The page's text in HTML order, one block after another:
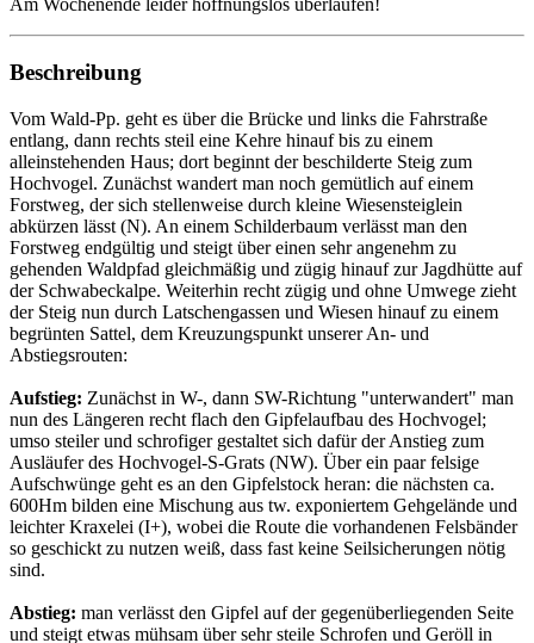
Am Wochenende leider hoffnungslos überlaufen!
Beschreibung
Vom Wald-Pp. geht es über die Brücke und links die Fahrstraße
entlang, dann rechts steil eine Kehre hinauf bis zu einem
alleinstehenden Haus; dort beginnt der beschilderte Steig zum
Hochvogel. Zunächst wandert man noch gemütlich auf einem
Forstweg, der sich stellenweise durch kleine Wiesensteiglein
abkürzen lässt (N). An einem Schilderbaum verlässt man den
Forstweg endgültig und steigt über einen sehr angenehm zu
gehenden Waldpfad gleichmäßig und zügig hinauf zur Jagdhütte auf
der Schwabeckalpe. Weiterhin recht zügig und ohne Umwege zieht
der Steig nun durch Latschengassen und Wiesen hinauf zu einem
begrünten Sattel, dem Kreuzungspunkt unserer An- und
Abstiegsrouten:
Aufstieg: Zunächst in W-, dann SW-Richtung "unterwandert" man
nun des Längeren recht flach den Gipfelaufbau des Hochvogel;
umso steiler und schrofiger gestaltet sich dafür der Anstieg zum
Ausläufer des Hochvogel-S-Grats (NW). Über ein paar felsige
Aufschwünge geht es an den Gipfelstock heran: die nächsten ca.
600Hm bilden eine Mischung aus tw. exponiertem Gehgelände und
leichter Kraxelei (I+), wobei die Route die vorhandenen Felsbänder
so geschickt zu nutzen weiß, dass fast keine Seilsicherungen nötig
sind.
Abstieg: man verlässt den Gipfel auf der gegenüberliegenden Seite
und steigt etwas mühsam über sehr steile Schrofen und Geröll in